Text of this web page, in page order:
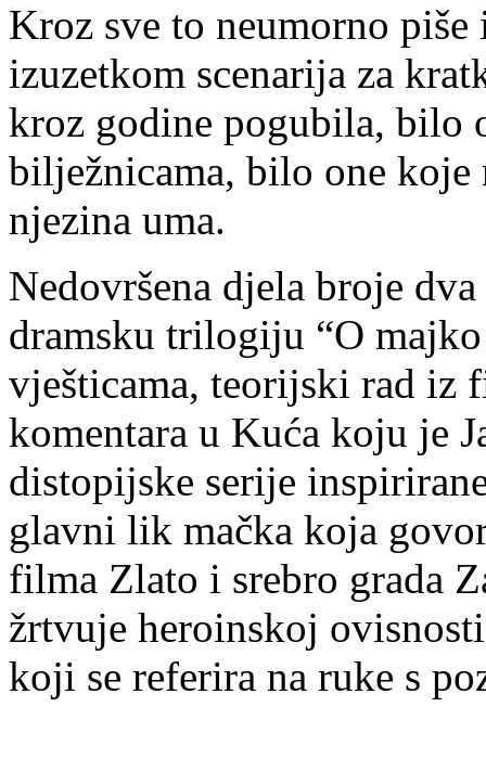
Kroz sve to neumorno
izuzetkom scenarija za
kroz godine pogubila, bilo
bilježnicama, bilo one koje
njezina uma.
Nedovršena djela broje
dramsku trilogiju “O
vješticama, teorijski rad iz
komentara u Kuća koju je
distopijske serije
glavni lik mačka koja
filma Zlato i srebro grada
žrtvuje heroinskoj
koji se referira na ruke s